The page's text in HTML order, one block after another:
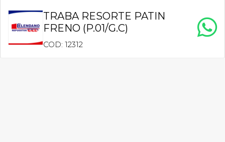
TRABA RESORTE PATIN
FRENO (P.01/G.C)
COD: 12312